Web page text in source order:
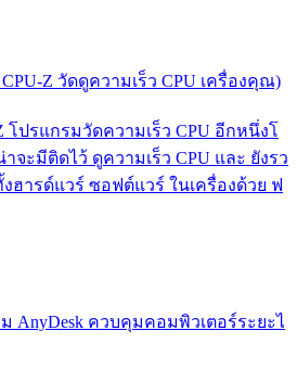
Z วัดดูความเร็ว CPU เครื่องคุณ)
โปรแกรมวัดความเร็ว CPU อีกหนึ่งโ
ะมีติดไว้ ดูความเร็ว CPU และ ยังรว
ฮารด์แวร์ ซอฟต์แวร์ ในเครื่องด้วย ฟ
AnyDesk ควบคุมคอมพิวเตอร์ระยะไ